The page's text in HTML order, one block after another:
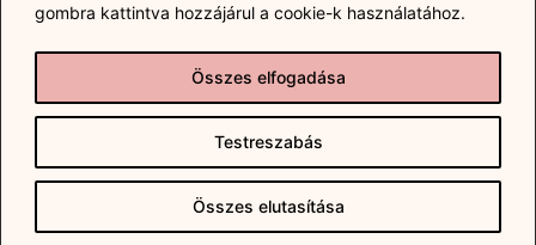
gombra kattintva hozzájárul a cookie-k használatához.
Testreszabás
Összes elutasítása
Összes elfogadása
Hivatalos és átlátható közvetítés
Jogosultsággal dolgozom, korrekt és
meglepetések nélküli együttműködésre
törekedve.